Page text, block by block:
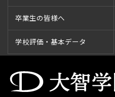
卒業生の皆様へ
学校評価・基本データ